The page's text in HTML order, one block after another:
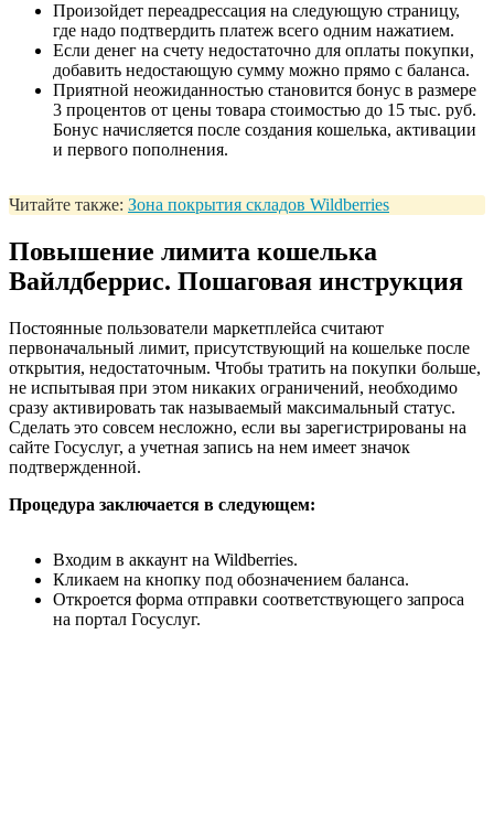
Произойдет переадрессация на следующую страницу,
где надо подтвердить платеж всего одним нажатием.
Если денег на счету недостаточно для оплаты покупки,
добавить недостающую сумму можно прямо с баланса.
Приятной неожиданностью становится бонус в размере
3 процентов от цены товара стоимостью до 15 тыс. руб.
Бонус начисляется после создания кошелька, активации
и первого пополнения.
Читайте также: Зона покрытия складов Wildberries
Повышение лимита кошелька
Вайлдберрис. Пошаговая инструкция
Постоянные пользователи маркетплейса считают
первоначальный лимит, присутствующий на кошельке после
открытия, недостаточным. Чтобы тратить на покупки больше,
не испытывая при этом никаких ограничений, необходимо
сразу активировать так называемый максимальный статус.
Сделать это совсем несложно, если вы зарегистрированы на
сайте Госуслуг, а учетная запись на нем имеет значок
подтвержденной.
Процедура заключается в следующем:
Входим в аккаунт на Wildberries.
Кликаем на кнопку под обозначением баланса.
Откроется форма отправки соответствующего запроса
на портал Госуслуг.